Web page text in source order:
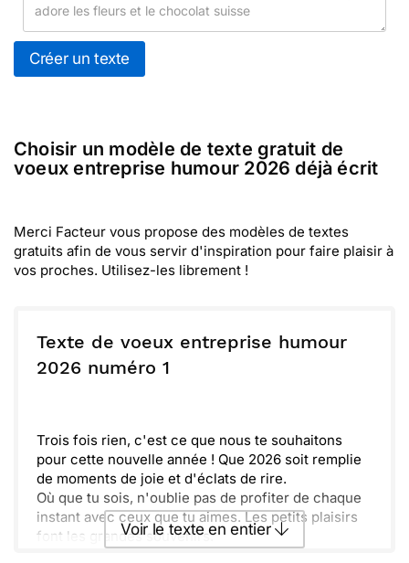
Créer un texte
Choisir un modèle de texte gratuit de
voeux entreprise humour 2026 déjà écrit
Merci Facteur vous propose des modèles de textes
gratuits afin de vous servir d'inspiration pour faire plaisir à
vos proches. Utilisez-les librement !
Texte de voeux entreprise humour
2026 numéro 1
Trois fois rien, c'est ce que nous te souhaitons
pour cette nouvelle année ! Que 2026 soit remplie
de moments de joie et d'éclats de rire.
Où que tu sois, n'oublie pas de profiter de chaque
instant avec ceux que tu aimes. Les petits plaisirs
font les grandes souvenirs.
Voir le texte en entier